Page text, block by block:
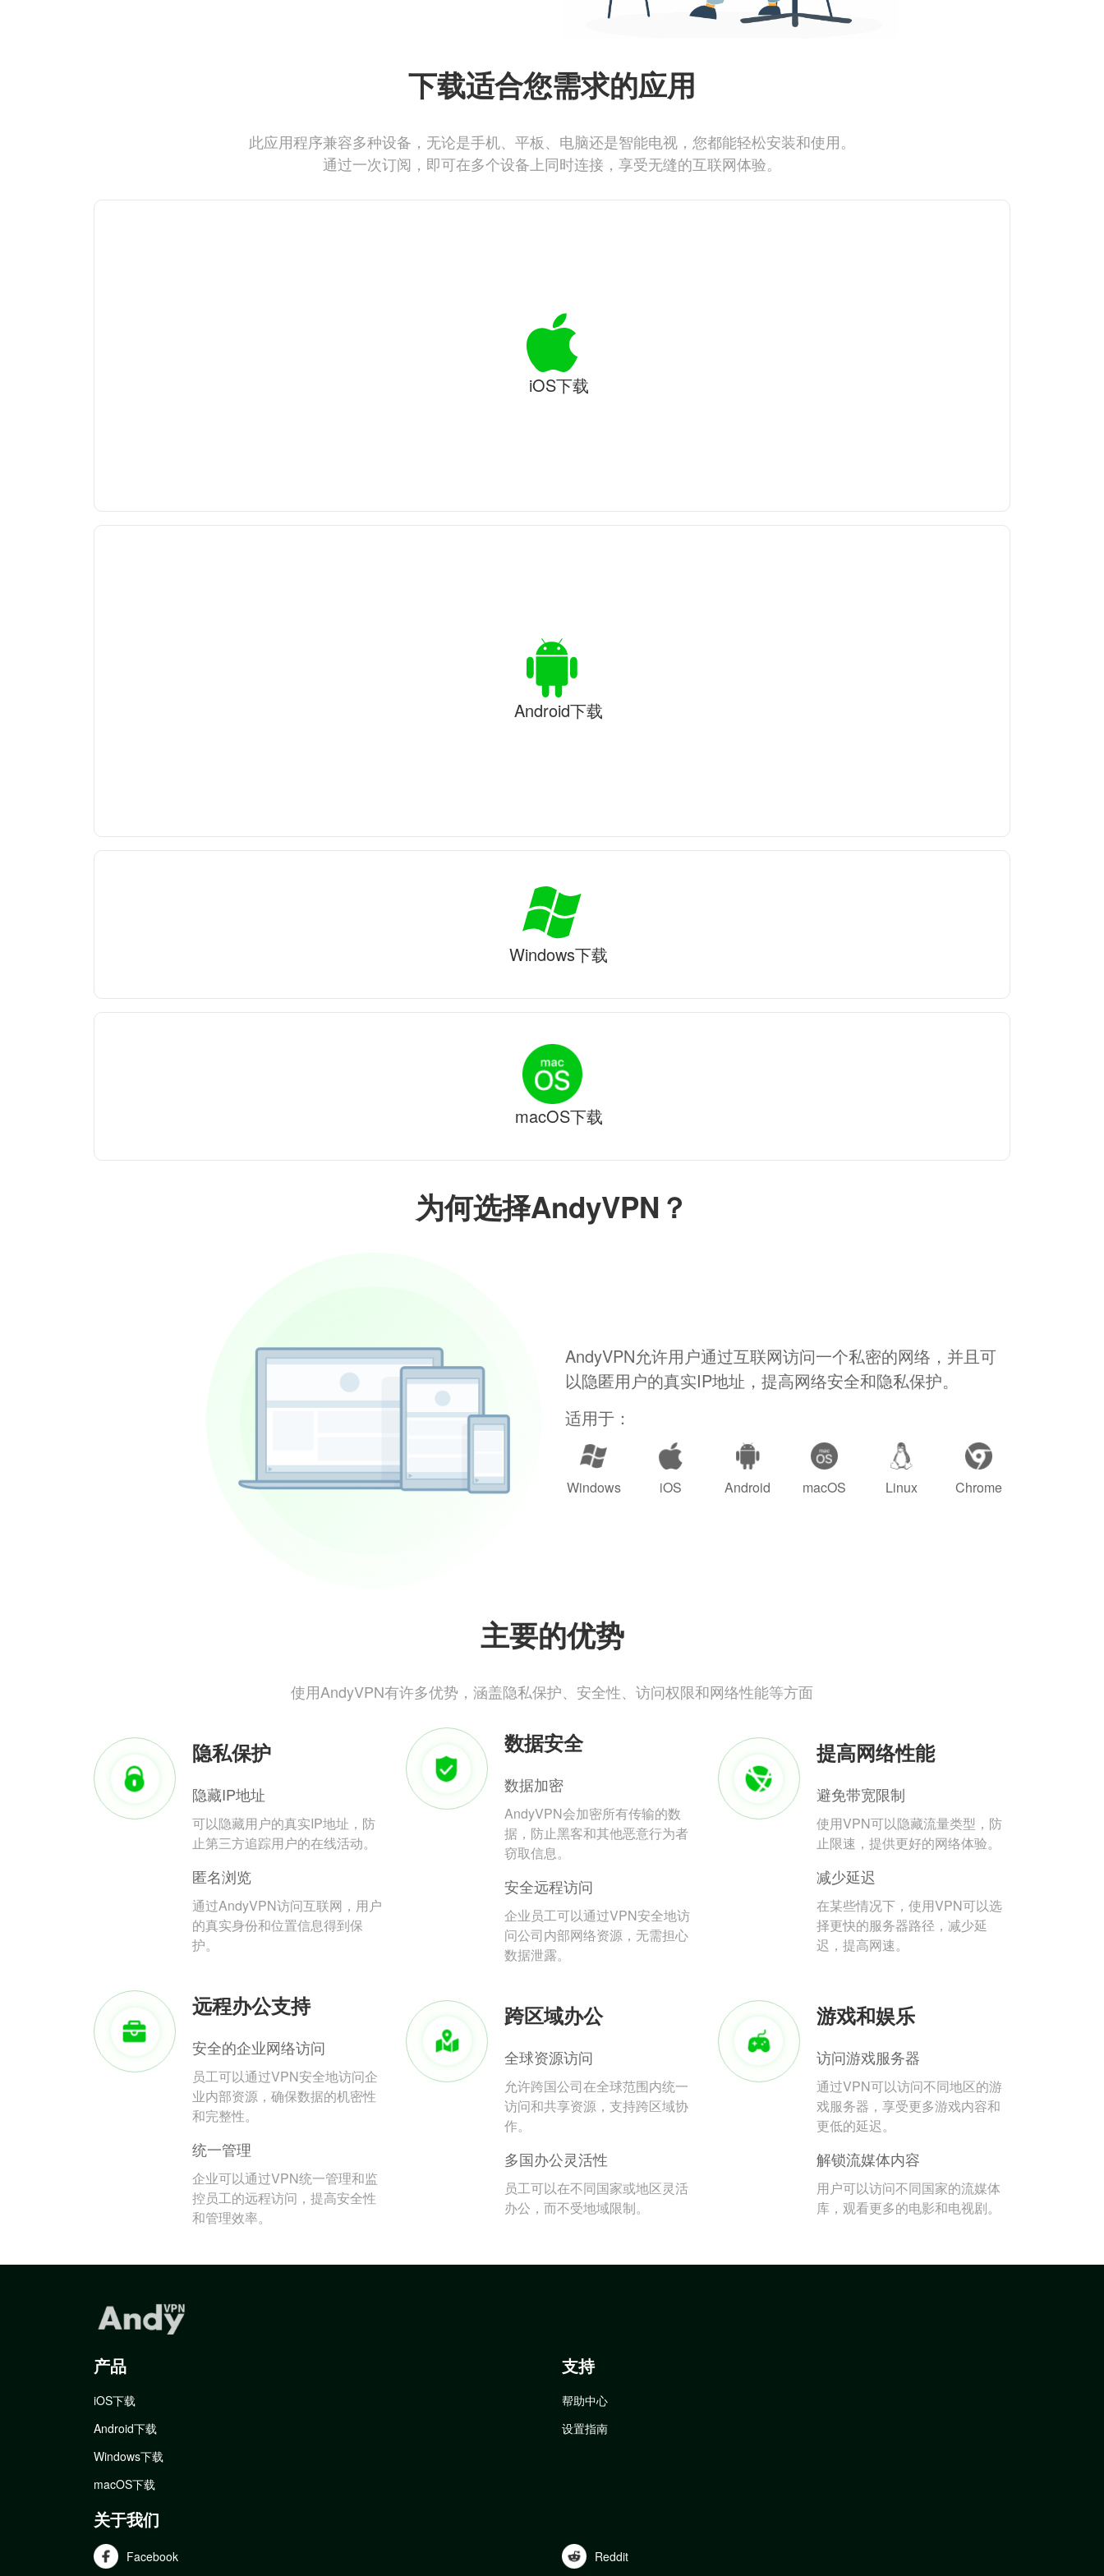
为何选择AndyVPN？
AndyVPN允许用户通过互联网访问一个私密的网络，并且可
以隐匿用户的真实IP地址，提高网络安全和隐私保护。
适用于：
Windows iOS Android macOS Linux Chrome
主要的优势
使用AndyVPN有许多优势，涵盖隐私保护、安全性、访问权限和网络性能等方面
隐私保护
隐藏IP地址
可以隐藏用户的真实IP地址，防
止第三方追踪用户的在线活动。
匿名浏览
通过AndyVPN访问互联网，用户
的真实身份和位置信息得到保
护。
数据安全
数据加密
AndyVPN会加密所有传输的数
据，防止黑客和其他恶意行为者
窃取信息。
安全远程访问
企业员工可以通过VPN安全地访
问公司内部网络资源，无需担心
数据泄露。
提高网络性能
避免带宽限制
使用VPN可以隐藏流量类型，防
止限速，提供更好的网络体验。
减少延迟
在某些情况下，使用VPN可以选
择更快的服务器路径，减少延
迟，提高网速。
远程办公支持
安全的企业网络访问
员工可以通过VPN安全地访问企
业内部资源，确保数据的机密性
和完整性。
统一管理
企业可以通过VPN统一管理和监
控员工的远程访问，提高安全性
和管理效率。
跨区域办公
全球资源访问
允许跨国公司在全球范围内统一
访问和共享资源，支持跨区域协
作。
多国办公灵活性
员工可以在不同国家或地区灵活
办公，而不受地域限制。
游戏和娱乐
访问游戏服务器
通过VPN可以访问不同地区的游
戏服务器，享受更多游戏内容和
更低的延迟。
解锁流媒体内容
用户可以访问不同国家的流媒体
库，观看更多的电影和电视剧。
下载适合您需求的应用
此应用程序兼容多种设备，无论是手机、平板、电脑还是智能电视，您都能轻松安装和使用。
通过一次订阅，即可在多个设备上同时连接，享受无缝的互联网体验。
iOS下载
Android下载
Windows下载
macOS下载
产品
iOS下载
Android下载
Windows下载
macOS下载
支持
帮助中心
设置指南
关于我们
Facebook Reddit